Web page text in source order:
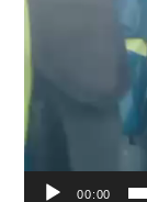
00:00